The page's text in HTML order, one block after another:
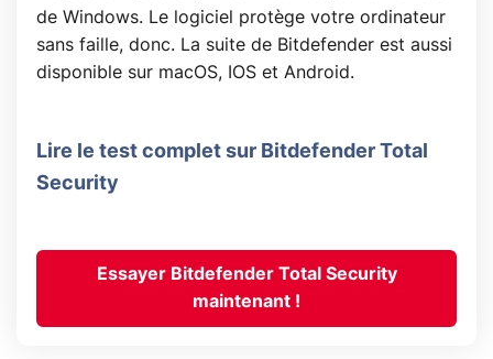
de Windows. Le logiciel protège votre ordinateur
sans faille, donc. La suite de Bitdefender est aussi
disponible sur macOS, IOS et Android.
Lire le test complet sur Bitdefender Total
Security
Essayer Bitdefender Total Security
maintenant !